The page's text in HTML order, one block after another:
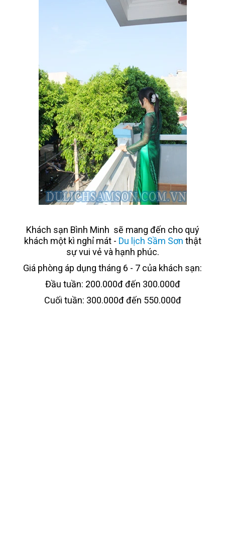
Khách sạn Bình Minh sẽ mang đến cho quý
khách một kì nghỉ mát - Du lịch Sầm Sơn thật
sự vui vẻ và hạnh phúc.
Giá phòng áp dụng tháng 6 - 7 của khách sạn:
Đầu tuần: 200.000đ đến 300.000đ
Cuối tuần: 300.000đ đến 550.000đ